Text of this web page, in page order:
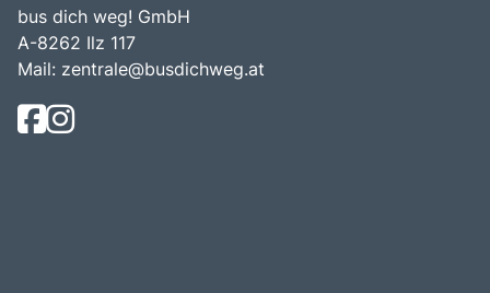
bus dich weg! GmbH
A-8262 Ilz 117
Mail: zentrale@busdichweg.at